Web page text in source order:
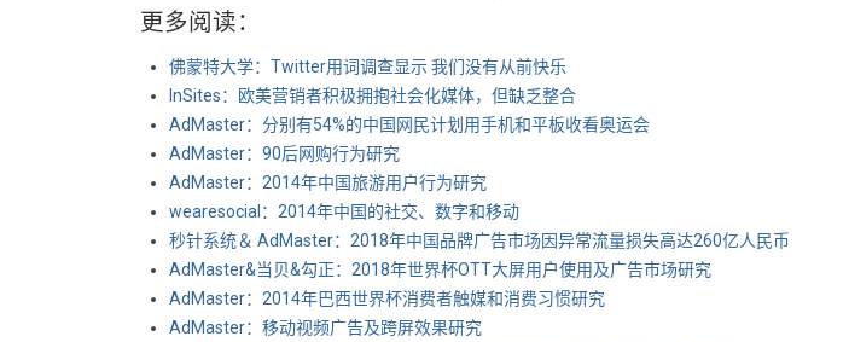
更多阅读：
佛蒙特大学：Twitter用词调查显示 我们没有从前快乐
InSites：欧美营销者积极拥抱社会化媒体，但缺乏整合
AdMaster：分别有54%的中国网民计划用手机和平板收看奥运会
AdMaster：90后网购行为研究
AdMaster：2014年中国旅游用户行为研究
wearesocial：2014年中国的社交、数字和移动
秒针系统＆ AdMaster：2018年中国品牌广告市场因异常流量损失高达260亿人民币
AdMaster&当贝&勾正：2018年世界杯OTT大屏用户使用及广告市场研究
AdMaster：2014年巴西世界杯消费者触媒和消费习惯研究
AdMaster：移动视频广告及跨屏效果研究